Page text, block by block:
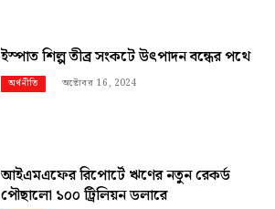
ইস্পাত শিল্প তীব্র সংকটে উৎপাদন বন্ধের পথে
অর্থনীতি অক্টোবর 16, 2024
আইএমএফের রিপোর্টে ঋণের নতুন রেকর্ড
পৌছালো ১০০ ট্রিলিয়ন ডলারে